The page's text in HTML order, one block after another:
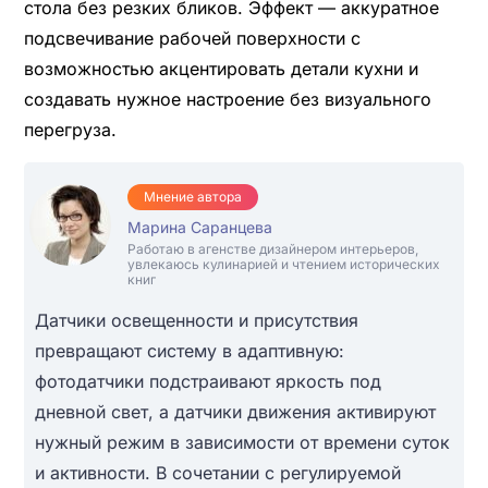
стола без резких бликов. Эффект — аккуратное
подсвечивание рабочей поверхности с
возможностью акцентировать детали кухни и
создавать нужное настроение без визуального
перегруза.
Мнение автора
Марина Саранцева
Работаю в агенстве дизайнером интерьеров,
увлекаюсь кулинарией и чтением исторических
книг
Датчики освещенности и присутствия
превращают систему в адаптивную:
фотодатчики подстраивают яркость под
дневной свет, а датчики движения активируют
нужный режим в зависимости от времени суток
и активности. В сочетании с регулируемой